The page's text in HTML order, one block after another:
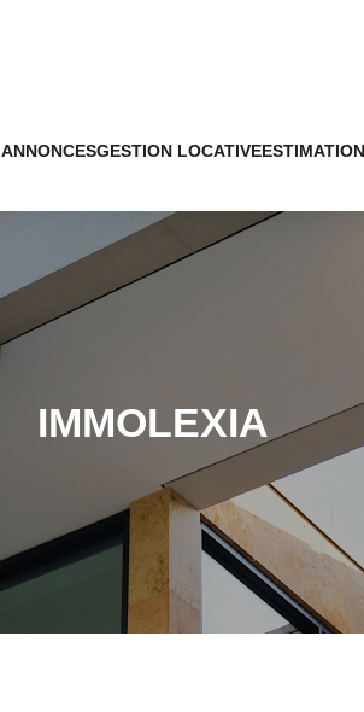
ANNONCESGESTION LOCATIVEESTIMATION
IMMOLEXIA